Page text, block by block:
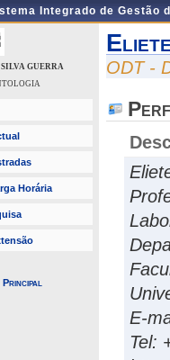
Integrado de Gestão
GUERRA
Horária
ODT -
E-
Tel: